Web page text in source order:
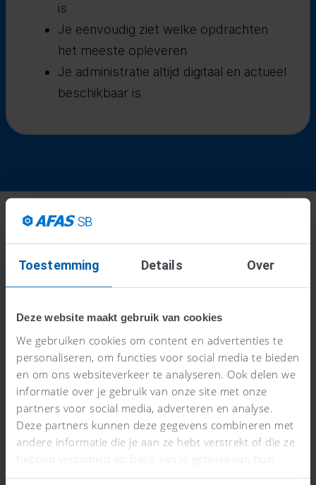
Toestemming Details Over
Deze website maakt gebruik van cookies
We gebruiken cookies om content en advertenties te
personaliseren, om functies voor social media te bieden
en om ons websiteverkeer te analyseren. Ook delen we
informatie over je gebruik van onze site met onze
partners voor social media, adverteren en analyse.
Deze partners kunnen deze gegevens combineren met
andere informatie die je aan ze hebt verstrekt of die ze
hebben verzameld op basis van je gebruik van hun
services.
is
Je eenvoudig ziet welke opdrachten
het meeste opleveren
Je administratie altijd digitaal en actueel
beschikbaar is
en automatiseer
Veel softwareleveranciers hebben een
standaardkoppeling ontwikkeld met AFAS. Zo ben je
ervan verzekerd dat deze getest is op de werking
en veiligheid, onderhouden wordt én is
gecertificeerd door AFAS.